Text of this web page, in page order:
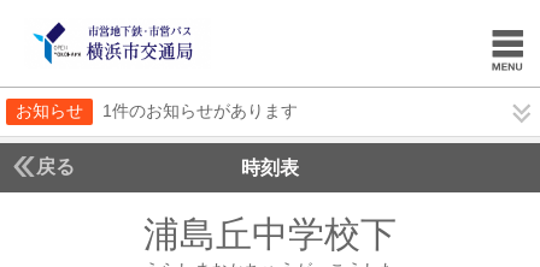
お知らせ 1件のお知らせがあります
戻る 時刻表
浦島丘中学校下